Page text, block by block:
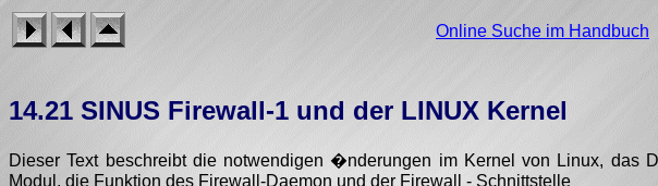
Online Suche im Handbuch
14.21 SINUS Firewall-1 und der LINUX Kernel
Dieser Text beschreibt die notwendigen �nderungen im Kernel von Linux, das
Modul, die Funktion des Firewall-Daemon und der Firewall - Schnittstelle